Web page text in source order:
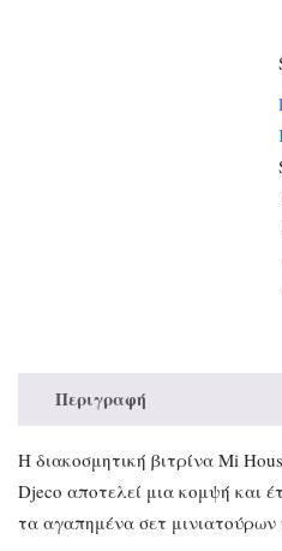
Περιγραφή
Η διακοσμητική βιτρίνα Mi
Djeco αποτελεί μια κομψή και
τα αγαπημένα σετ μινιατούρων